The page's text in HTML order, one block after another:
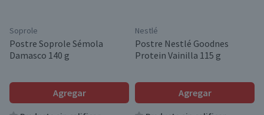
Soprole
Postre Soprole Sémola
Damasco 140 g
Agregar
Nestlé
Postre Nestlé Goodnes
Protein Vainilla 115 g
Agregar